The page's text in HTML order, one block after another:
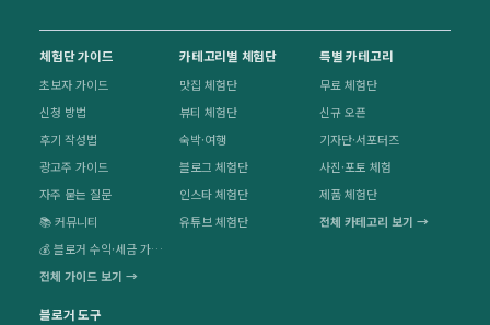
체험단 가이드
초보자 가이드
신청 방법
후기 작성법
광고주 가이드
자주 묻는 질문
📚 커뮤니티
💰 블로거 수익·세금 가이드
전체 가이드 보기 →
카테고리별 체험단
맛집 체험단
뷰티 체험단
숙박·여행
블로그 체험단
인스타 체험단
유튜브 체험단
특별 카테고리
무료 체험단
신규 오픈
기자단·서포터즈
사진·포토 체험
제품 체험단
전체 카테고리 보기 →
블로거 도구